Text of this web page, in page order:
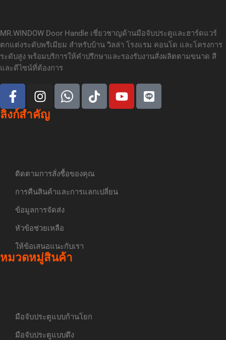
MR.WINDOW Door Handle เชี่ยวชาญด้านมือจับประตูและฮาร์ดแวร์
ตกแต่งระดับพรีเมียม สำหรับบ้าน วิลล่า โรงแรม คอนโด และโครงการ
ระดับสูง พร้อมบริการให้คำปรึกษาและรองรับงานสั่งผลิตตามขนาด สี
และดีไซน์ที่ต้องการ
ลิงก์สำคัญ
ติดตามการสั่งซื้อของคุณ
การคืนสินค้าและการแลกเปลี่ยน
ข้อมูลการจัดส่ง
หัวข้อช่วยเหลือ
ให้ข้อเสนอแนะกับเรา
หมวดหมู่สินค้า
มือจับประตูแบบก้านโยก
มือจับประตูแบบดึง